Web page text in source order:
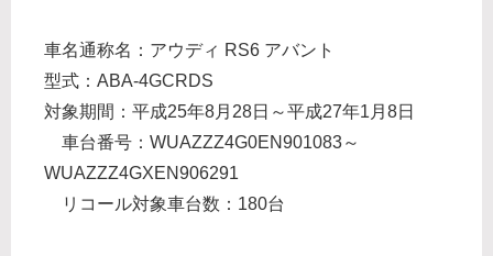
車名通称名：アウディ RS6 アバント
型式：ABA-4GCRDS
対象期間：平成25年8月28日～平成27年1月8日
車台番号：WUAZZZ4G0EN901083～
WUAZZZ4GXEN906291
リコール対象車台数：180台